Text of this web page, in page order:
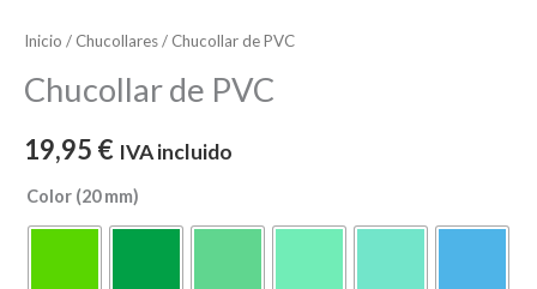
Inicio / Chucollares/ Chucollar de PVC
Chucollar de PVC
19,95 € IVA incluido
Color (20 mm)